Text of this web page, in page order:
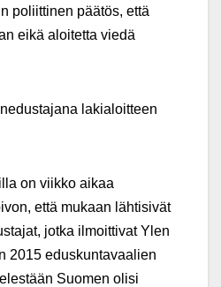
poliittinen päätös, että
eikä aloitetta viedä
lakialoitteen
on viikko aikaa
että mukaan lähtisivät
jotka ilmoittivat Ylen
2015 eduskuntavaalien
Suomen olisi